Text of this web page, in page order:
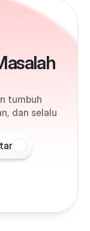
tumbuh
dan selalu